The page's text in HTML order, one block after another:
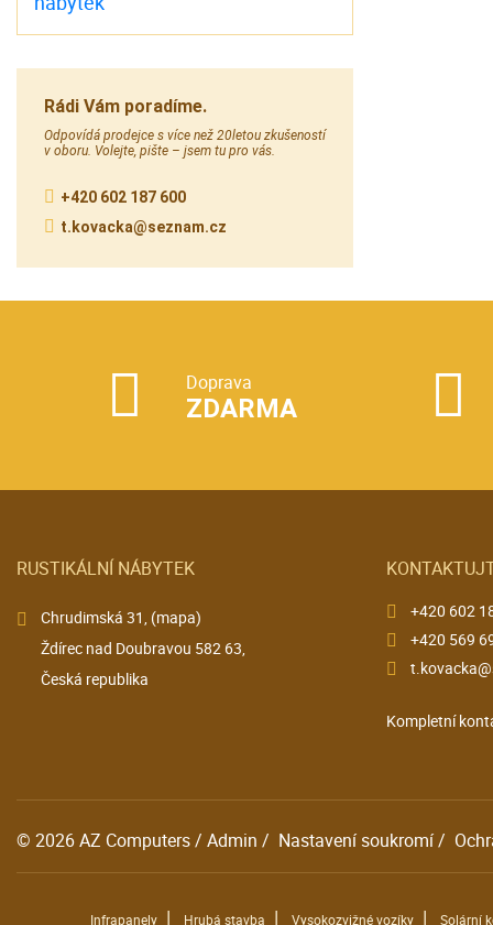
Rádi Vám poradíme.
Odpovídá prodejce s více než 20letou zkušeností
v oboru. Volejte, pište – jsem tu pro vás.
+420 602 187 600
t.kovacka@seznam.cz
Doprava
ZDARMA
RUSTIKÁLNÍ NÁBYTEK
Chrudimská 31, (mapa)
Ždírec nad Doubravou 582 63,
Česká republika
+420 602
+420 569
Kompletní
© 2026AZ Computers/ Admin / Nastavení soukromí/
Infrapanely | Hrubá stavba | Vysokozvižné vozíky | Solární